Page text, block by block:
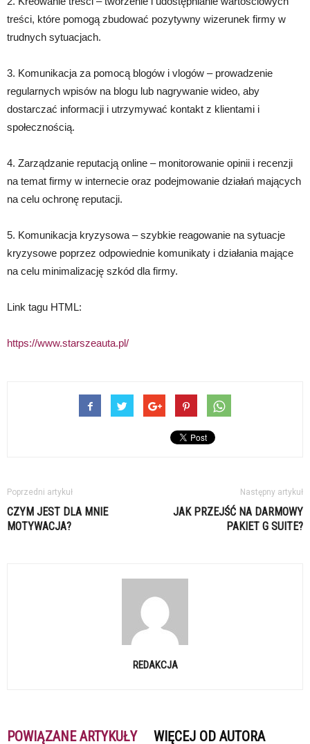
treści, które pomogą zbudować pozytywny wizerunek firmy w
trudnych sytuacjach.
3. Komunikacja za pomocą blogów i vlogów – prowadzenie
regularnych wpisów na blogu lub nagrywanie wideo, aby
dostarczać informacji i utrzymywać kontakt z klientami i
społecznością.
4. Zarządzanie reputacją online – monitorowanie opinii i recenzji
na temat firmy w internecie oraz podejmowanie działań mających
na celu ochronę reputacji.
5. Komunikacja kryzysowa – szybkie reagowanie na sytuacje
kryzysowe poprzez odpowiednie komunikaty i działania mające
na celu minimalizację szkód dla firmy.
Link tagu HTML:
https://www.starszeauta.pl/
Poprzedni artykuł
CZYM JEST DLA MNIE
MOTYWACJA?
Następny artykuł
JAK PRZEJŚĆ NA DARMOWY
PAKIET G SUITE?
REDAKCJA
POWIĄZANE ARTYKUŁY WIĘCEJ OD AUTORA